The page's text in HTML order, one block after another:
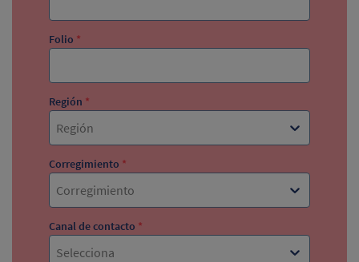
Folio *
Región *
Región
Corregimiento *
Corregimiento
Canal de contacto *
Selecciona